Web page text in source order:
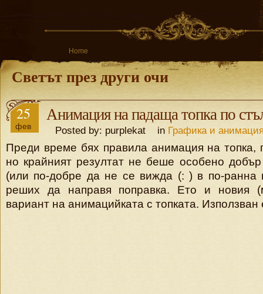
Home
Светът през други очи
25
фев
Анимация на падаща топка по
Posted by: purplekat in Графика и
Преди време бях правила анимация на топка,
но крайният резултат не беше особено
(или по-добре да не се вижда (: ) в по-
реших да направя поправка. Ето и новия
вариант на анимацийката с топката.